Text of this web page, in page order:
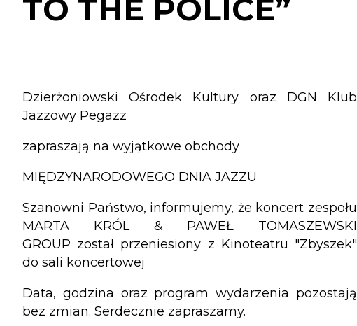
TO THE POLICE”
Dzierżoniowski Ośrodek Kultury oraz DGN Klub
Jazzowy Pegazz
zapraszają na wyjątkowe obchody
MIĘDZYNARODOWEGO DNIA JAZZU
Szanowni Państwo, informujemy, że koncert zespołu
MARTA KRÓL & PAWEŁ TOMASZEWSKI
GROUP został przeniesiony z Kinoteatru "Zbyszek"
do sali koncertowej
Data, godzina oraz program wydarzenia pozostają
bez zmian. Serdecznie zapraszamy.